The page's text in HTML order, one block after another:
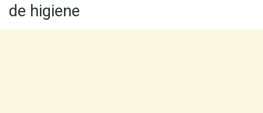
de higiene